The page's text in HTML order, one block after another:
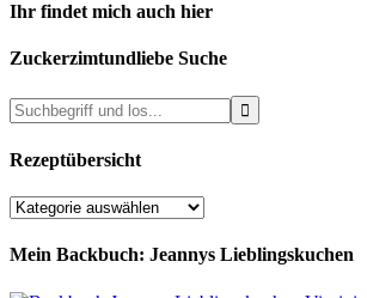
Ihr findet mich auch hier
Zuckerzimtundliebe Suche
Rezeptübersicht
Rezeptübersicht
Mein Backbuch: Jeannys Lieblingskuchen